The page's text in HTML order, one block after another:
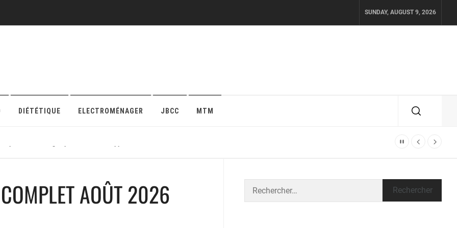
SUNDAY, AUGUST 9, 2026
DIÉTÉTIQUE ELECTROMÉNAGER JBCC MTM
protection en ligne pour maison ou appartement
AOÛT 2026